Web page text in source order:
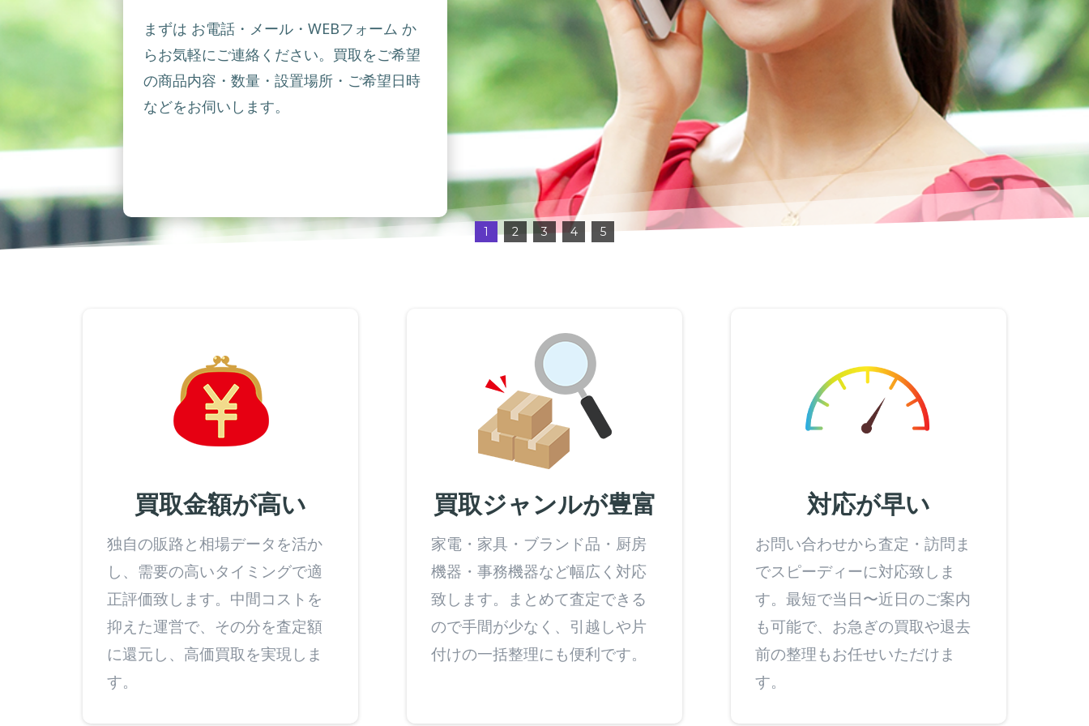
まずは お電話・メール・WEBフォーム か
らお気軽にご連絡ください。買取をご希望
の商品内容・数量・設置場所・ご希望日時
などをお伺いします。
1 2 3 4 5
買取金額が高い
独自の販路と相場データを活か
し、需要の高いタイミングで適
正評価致します。中間コストを
抑えた運営で、その分を査定額
に還元し、高価買取を実現しま
す。
買取ジャンルが豊富
家電・家具・ブランド品・厨房
機器・事務機器など幅広く対応
致します。まとめて査定できる
ので手間が少なく、引越しや片
付けの一括整理にも便利です。
対応が早い
お問い合わせから査定・訪問ま
でスピーディーに対応致しま
す。最短で当日〜近日のご案内
も可能で、お急ぎの買取や退去
前の整理もお任せいただけま
す。